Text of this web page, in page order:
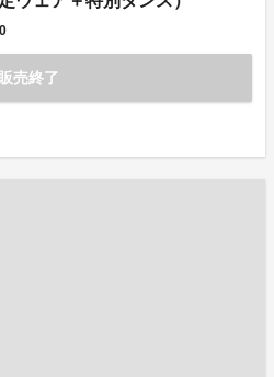
0
販売終了